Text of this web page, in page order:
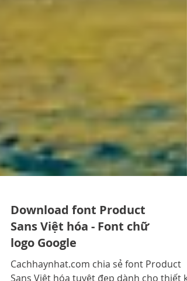
Download font Product
Sans Việt hóa - Font chữ
logo Google